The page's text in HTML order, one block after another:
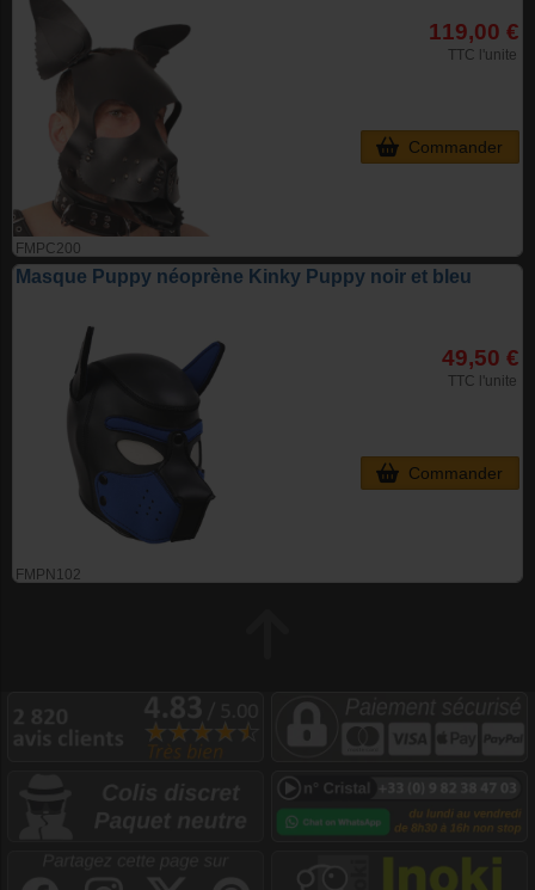
FMPC200
119,00 €
TTC l'unite
Commander
Masque Puppy néoprène Kinky Puppy noir et bleu
FMPN102
49,50 €
TTC l'unite
Commander